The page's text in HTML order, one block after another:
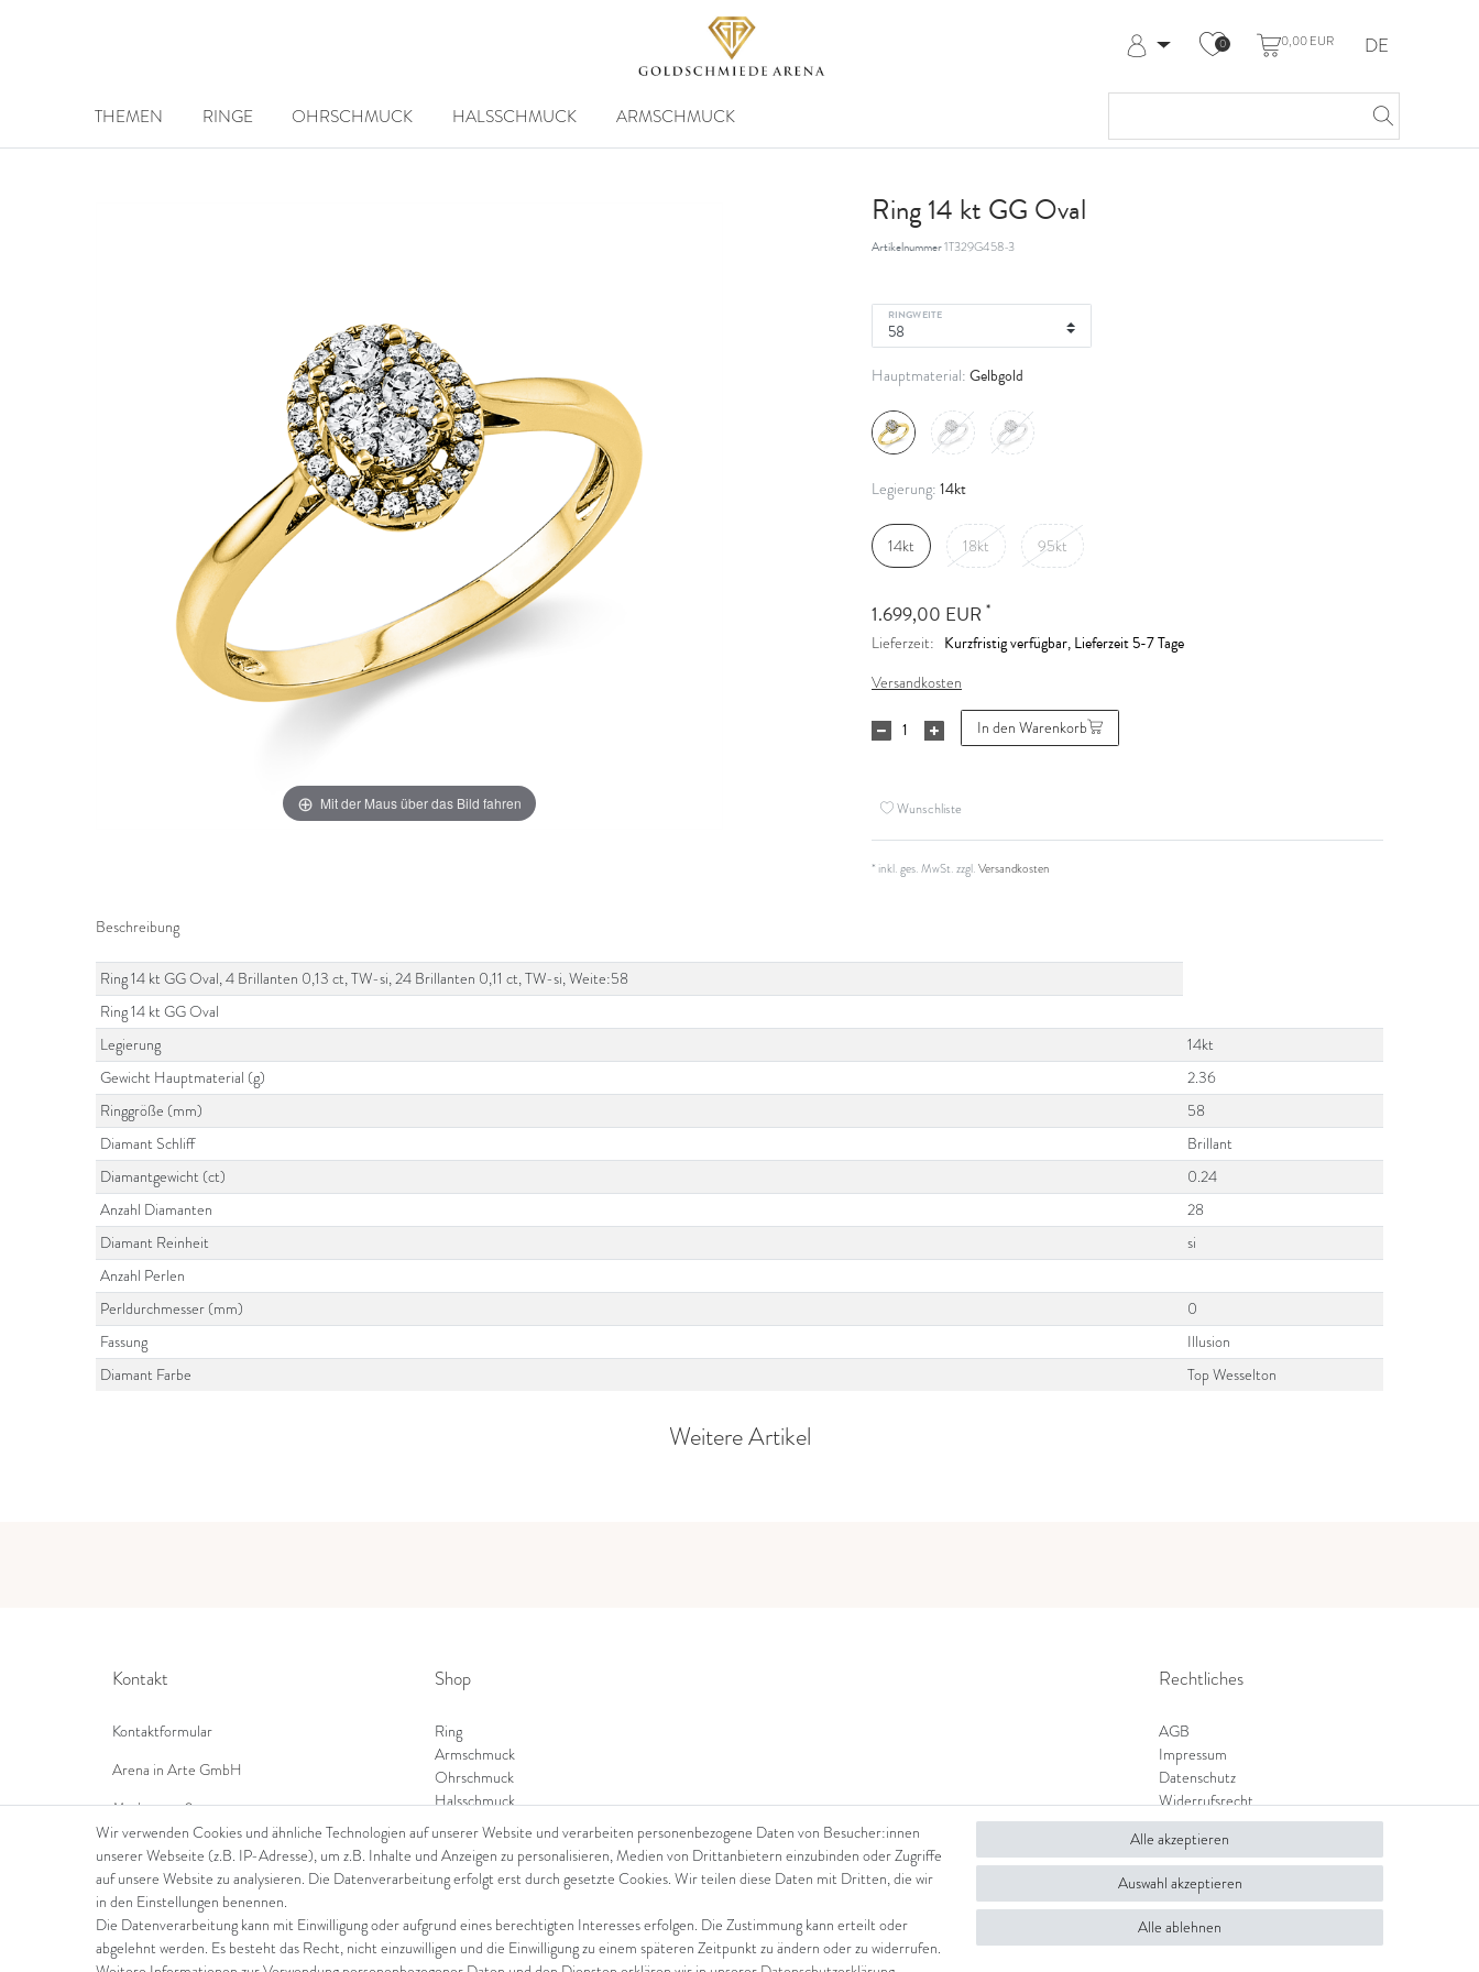
0 0,00 EUR DE
THEMEN RINGE OHRSCHMUCK HALSSCHMUCK ARMSCHMUCK
Mit der Maus über das Bild fahren
Ring 14 kt GG Oval
Artikelnummer1T329G458-3
RINGWEITE
Hauptmaterial: Gelbgold
Legierung: 14kt
14kt 18kt 95kt
1.699,00 EUR *
Lieferzeit: Kurzfristig verfügbar, Lieferzeit 5-7 Tage
Versandkosten
In den Warenkorb
Wunschliste
* inkl. ges. MwSt. zzgl.Versandkosten
Beschreibung
Ring 14 kt GG Oval, 4 Brillanten 0,13 ct, TW-si, 24 Brillanten 0,11 ct, TW-si, Weite:58
Ring 14 kt GG Oval
Legierung
14kt
Gewicht Hauptmaterial (g)
2.36
Ringgröße (mm)
58
Diamant Schliff
Brillant
Diamantgewicht (ct)
0.24
Anzahl Diamanten
28
Diamant Reinheit
si
Anzahl Perlen
Perldurchmesser (mm)
0
Fassung
Illusion
Diamant Farbe
Top Wesselton
Weitere Artikel
Kontakt
Kontaktformular
Arena in Arte GmbH
Marktgasse 2,
8600 Dübendorf
Tel: +41 44 821 60 40
E-Mail:info@goldschmiede-arena.com
Shop
Ring
Armschmuck
Ohrschmuck
Halsschmuck
Rechtliches
AGB
Impressum
Datenschutz
Widerrufsrecht
Zahlung und Versand
Widerrufsformular
Wir verwenden Cookies und ähnliche Technologien auf unserer Website und verarbeiten personenbezogene Daten von Besucher:innen
unserer Webseite (z.B. IP-Adresse), um z.B. Inhalte und Anzeigen zu personalisieren, Medien von Drittanbietern einzubinden oder Zugriffe
auf unsere Website zu analysieren. Die Datenverarbeitung erfolgt erst durch gesetzte Cookies. Wir teilen diese Daten mit Dritten, die wir
in den Einstellungen benennen.
Die Datenverarbeitung kann mit Einwilligung oder aufgrund eines berechtigten Interesses erfolgen. Die Zustimmung kann erteilt oder
abgelehnt werden. Es besteht das Recht, nicht einzuwilligen und die Einwilligung zu einem späteren Zeitpunkt zu ändern oder zu widerrufen.
Alle akzeptieren
Auswahl akzeptieren
Alle ablehnen